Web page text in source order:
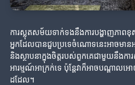
ការស្លុតសម័យទាក់ទងនឹងការបង្ហាញភាពខុ
អ្នកដែលបានជួបប្រទេចំណោទនេះអាចម
និងស្ថាបនាក្នុងចិត្តរបស់ពួកគេជាមួយនឹងក
អារម្មណ៍អាក្រក់ទេ ប៉ុន្តែវាក៏អាចបណ្តាលអ
ដដែល។